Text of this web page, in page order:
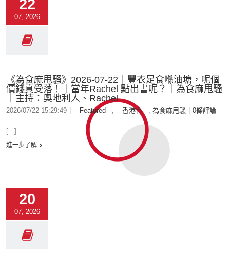
22
07, 2026
《為食麻甩騷》2026-07-22｜豐衣足食喺油塘，呢個
價錢真受落！｜當年Rachel 點出書呢？｜為食麻甩騷
｜主持：奧地利人、Rachel
2026/07/22 15:29:49 -- Featured --, -- 香港台 --, 為食麻甩騷 0條評論
[...]
進一步了解
20
07, 2026